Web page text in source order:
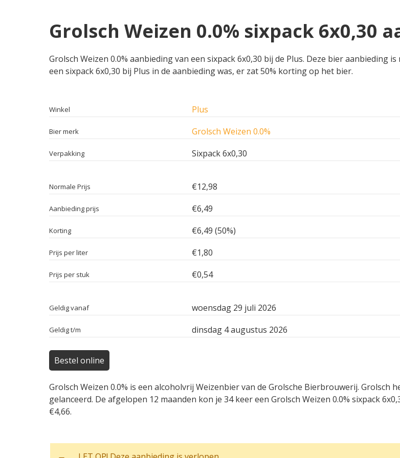
Grolsch Weizen 0.0% sixpack 6x0,30
Grolsch Weizen 0.0% aanbieding van een sixpack 6x0,30 bij de Plus. Deze bier aanbieding
een sixpack 6x0,30 bij Plus in de aanbieding was, er zat 50% korting op het bier.
Winkel Plus
Bier merk Grolsch Weizen 0.0%
Verpakking Sixpack 6x0,30
Normale Prijs €12,98
Aanbieding prijs €6,49
Korting €6,49 (50%)
Prijs per liter €1,80
Prijs per stuk €0,54
Geldig vanaf woensdag 29 juli 2026
Geldig t/m dinsdag 4 augustus 2026
Bestel online
Grolsch Weizen 0.0% is een alcoholvrij Weizenbier van de Grolsche Bierbrouwerij.
gelanceerd. De afgelopen 12 maanden kon je 34 keer een Grolsch Weizen 0.0% sixpack
€4,66.